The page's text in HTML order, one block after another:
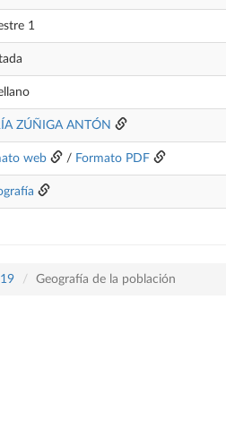
1
ZÚÑIGA ANTÓN
web / Formato PDF
Geografía de la población